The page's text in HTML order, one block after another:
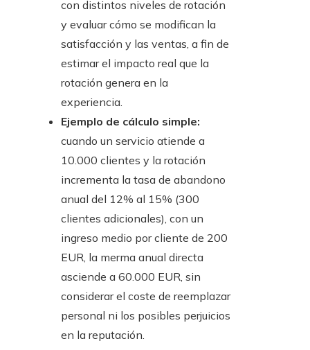
con distintos niveles de rotación
y evaluar cómo se modifican la
satisfacción y las ventas, a fin de
estimar el impacto real que la
rotación genera en la
experiencia.
Ejemplo de cálculo simple:
cuando un servicio atiende a
10.000 clientes y la rotación
incrementa la tasa de abandono
anual del 12% al 15% (300
clientes adicionales), con un
ingreso medio por cliente de 200
EUR, la merma anual directa
asciende a 60.000 EUR, sin
considerar el coste de reemplazar
personal ni los posibles perjuicios
en la reputación.